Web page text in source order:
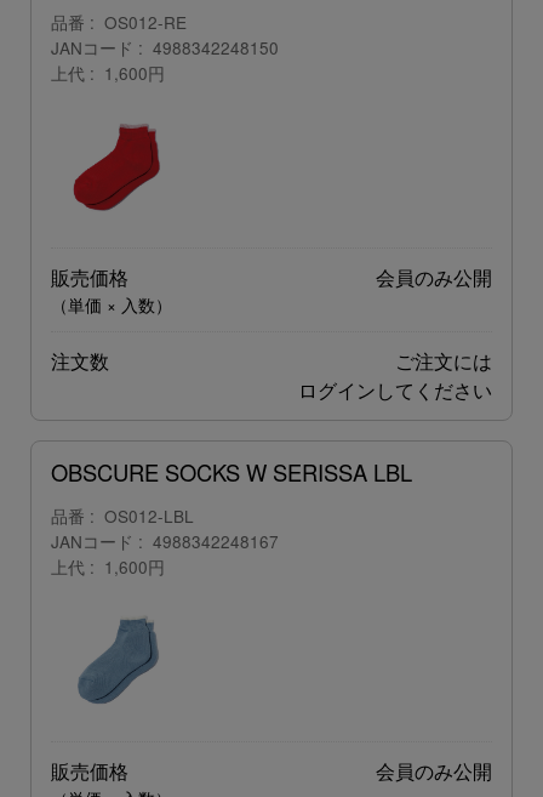
品番
OS012-RE
JANコード
4988342248150
上代
1,600円
販売価格
（単価 × 入数）
会員のみ公開
注文数
ご注文には
ログインしてください
OBSCURE SOCKS W SERISSA LBL
品番
OS012-LBL
JANコード
4988342248167
上代
1,600円
販売価格 会員のみ公開